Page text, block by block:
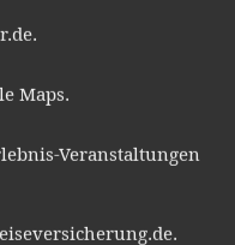
Glas in seiner ganzen
ungeahnten Varianten.
oft
sowie die
Maps.
Veranstaltungen